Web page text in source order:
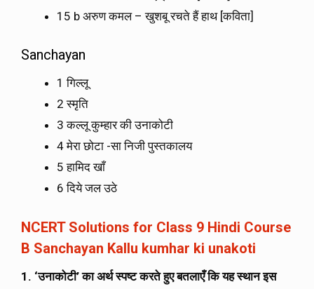
15 b अरुण कमल – खुशबू रचते हैं हाथ [कविता]
Sanchayan
1 गिल्लू
2 स्मृति
3 कल्लू कुम्हार की उनाकोटी
4 मेरा छोटा -सा निजी पुस्तकालय
5 हामिद खाँ
6 दिये जल उठे
NCERT Solutions for Class 9 Hindi Course
B Sanchayan Kallu kumhar ki unakoti
1. ‘उनाकोटी’ का अर्थ स्पष्ट करते हुए बतलाएँ कि यह स्थान इस